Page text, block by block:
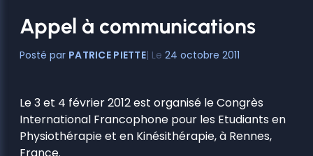
Appel à communications
PATRICE PIETTE 24 octobre 2011
Le 3 et 4 février 2012 est organisé le Congrès
International Francophone pour les Etudiants en
Physiothérapie et en Kinésithérapie, à Rennes,